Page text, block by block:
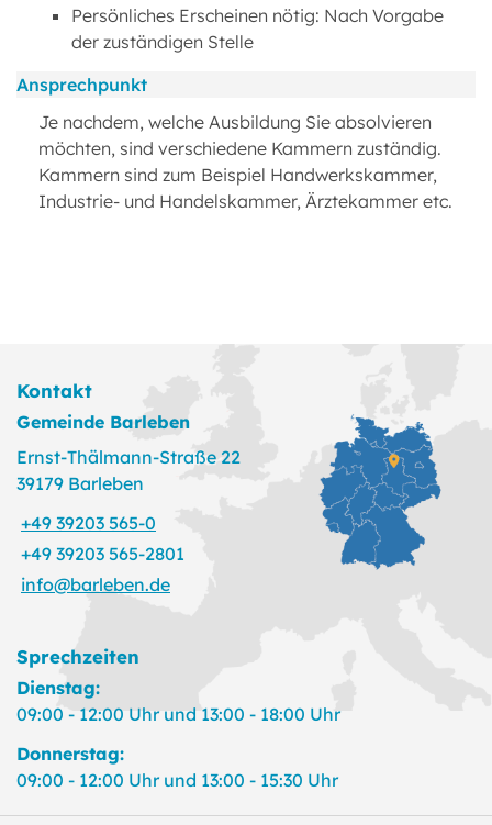
Persönliches Erscheinen nötig: Nach Vorgabe
der zuständigen Stelle
Ansprechpunkt
Je nachdem, welche Ausbildung Sie absolvieren
möchten, sind verschiedene Kammern zuständig.
Kammern sind zum Beispiel Handwerkskammer,
Industrie- und Handelskammer, Ärztekammer etc.
Kontakt
Gemeinde Barleben
Ernst-Thälmann-Straße 22
39179 Barleben
+49 39203 565-0
+49 39203 565-2801
info@barleben.de
Sprechzeiten
Dienstag:
09:00 - 12:00 Uhr und 13:00 - 18:00 Uhr
Donnerstag:
09:00 - 12:00 Uhr und 13:00 - 15:30 Uhr